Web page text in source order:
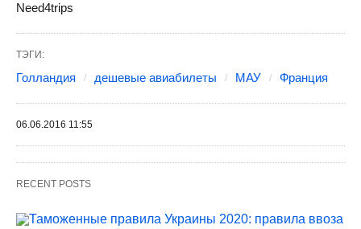
Need4trips
ТЭГИ:
Голландия дешевые авиабилеты МАУ Франция
06.06.2016 11:55
RECENT POSTS